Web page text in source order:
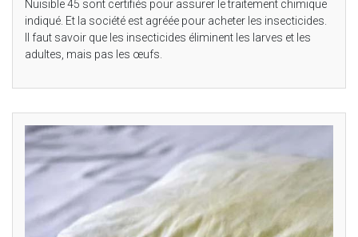
Nuisible 45 sont certifiés pour assurer le traitement chimique
indiqué. Et la société est agréée pour acheter les insecticides.
Il faut savoir que les insecticides éliminent les larves et les
adultes, mais pas les œufs.